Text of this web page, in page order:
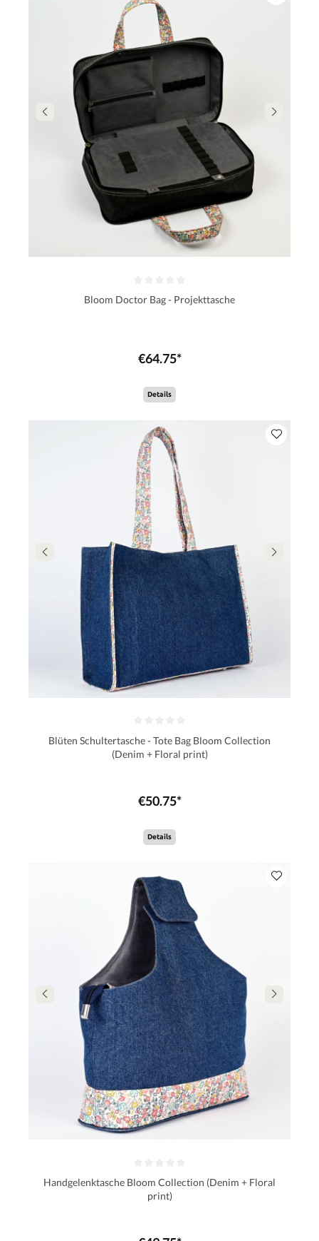
Bloom Doctor Bag - Projekttasche
€64.75*
Details
Blüten Schultertasche - Tote Bag Bloom Collection
(Denim + Floral print)
€50.75*
Details
Handgelenktasche Bloom Collection (Denim + Floral
print)